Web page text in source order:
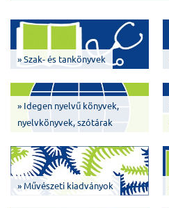
» Szak- és tankönyvek
» Idegen nyelvű könyvek,
nyelvkönyvek, szótárak
» Művészeti kiadványok